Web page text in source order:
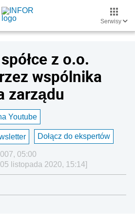
Serwisy
z o.o.
wspólnika
zarządu
Youtube
Dołącz do ekspertów
05:00
listopada 2020, 15:14]